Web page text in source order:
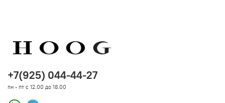
+7(925) 044-44-27
пн - пт с 12.00 до 18.00